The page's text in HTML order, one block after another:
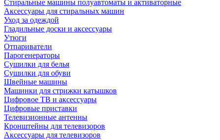
Стиральные машины полуавтоматы и активаторные
Аксессуары для стиральных машин
Уход за одеждой
Гладильные доски и аксессуары
Утюги
Отпариватели
Парогенераторы
Сушилки для белья
Сушилки для обуви
Швейные машины
Машинки для стрижки катышков
Цифровое ТВ и аксессуары
Цифровые приставки
Телевизионные антенны
Кронштейны для телевизоров
Аксессуары для телевизоров